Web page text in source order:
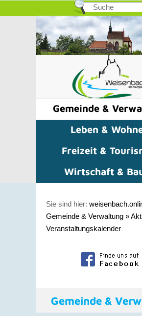
Gemeinde &
Leben &
Freizeit &
Wirtschaft &
Sie sind hier:
Gemeinde & Verwaltung »
Veranstaltungskalender
Gemeinde &